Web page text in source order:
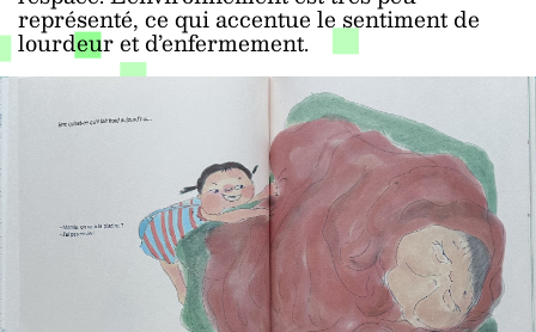
représenté, ce qui accentue le sentiment de
lourdeur et d’enfermement.